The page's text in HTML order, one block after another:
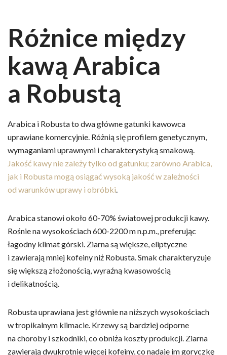
Różnice między
kawą Arabica
a Robustą
Arabica i Robusta to dwa główne gatunki kawowca
uprawiane komercyjnie. Różnią się profilem genetycznym,
wymaganiami uprawnymi i charakterystyką smakową.
Jakość kawy nie zależy tylko od gatunku; zarówno Arabica,
jak i Robusta mogą osiągać wysoką jakość w zależności
od warunków uprawy i obróbki
Arabica stanowi około 60-70% światowej produkcji kawy.
Rośnie na wysokościach 600-2200 m n.p.m., preferując
łagodny klimat górski. Ziarna są większe, eliptyczne
i zawierają mniej kofeiny niż Robusta. Smak charakteryzuje
się większą złożonością, wyraźną kwasowością
i delikatnością.
Robusta uprawiana jest głównie na niższych wysokościach
w tropikalnym klimacie. Krzewy są bardziej odporne
na choroby i szkodniki, co obniża koszty produkcji. Ziarna
zawierają dwukrotnie więcej kofeiny, co nadaje im goryczkę